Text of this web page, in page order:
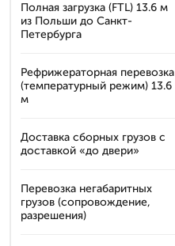
Полная загрузка (FTL) 13.6 м
из Польши до Санкт-
Петербурга
Рефрижераторная перевозка
(температурный режим) 13.6
м
Доставка сборных грузов с
доставкой «до двери»
Перевозка негабаритных
грузов (сопровождение,
разрешения)